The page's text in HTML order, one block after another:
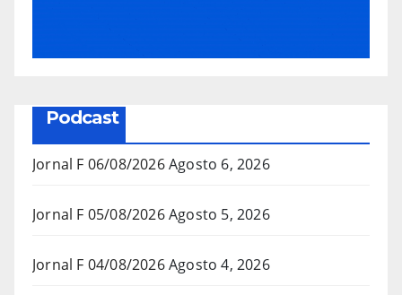
Podcast
Jornal F 06/08/2026Agosto 6, 2026
Jornal F 05/08/2026Agosto 5, 2026
Jornal F 04/08/2026Agosto 4, 2026